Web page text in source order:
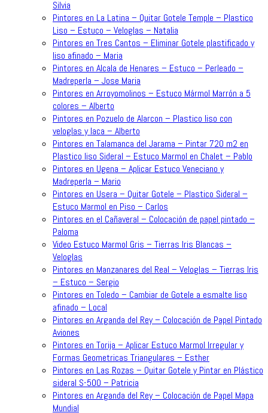
Silvia
Pintores en La Latina – Quitar Gotele Temple – Plastico
Liso – Estuco – Veloglas – Natalia
Pintores en Tres Cantos – Eliminar Gotele plastificado y
liso afinado – Maria
Pintores en Alcala de Henares – Estuco – Perleado –
Madreperla – Jose Maria
Pintores en Arroyomolinos – Estuco Mármol Marrón a 5
colores – Alberto
Pintores en Pozuelo de Alarcon – Plastico liso con
veloglas y laca – Alberto
Pintores en Talamanca del Jarama – Pintar 720 m2 en
Plastico liso Sideral – Estuco Marmol en Chalet – Pablo
Pintores en Ugena – Aplicar Estuco Veneciano y
Madreperla – Mario
Pintores en Usera – Quitar Gotele – Plastico Sideral –
Estuco Marmol en Piso – Carlos
Pintores en el Cañaveral – Colocación de papel pintado –
Paloma
Video Estuco Marmol Gris – Tierras Iris Blancas –
Veloglas
Pintores en Manzanares del Real – Veloglas – Tierras Iris
– Estuco – Sergio
Pintores en Toledo – Cambiar de Gotele a esmalte liso
afinado – Local
Pintores en Arganda del Rey – Colocación de Papel Pintado
Aviones
Pintores en Torija – Aplicar Estuco Marmol Irregular y
Formas Geometricas Triangulares – Esther
Pintores en Las Rozas – Quitar Gotele y Pintar en Plástico
sideral S-500 – Patricia
Pintores en Arganda del Rey – Colocación de Papel Mapa
Mundial